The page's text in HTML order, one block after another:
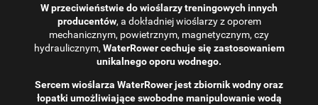
W przeciwieństwie do wioślarzy treningowych innych
producentów, a dokładniej wioślarzy z oporem
mechanicznym, powietrznym, magnetycznym, czy
hydraulicznym, WaterRower cechuje się zastosowaniem
unikalnego oporu wodnego.
Sercem wioślarza WaterRower jest zbiornik wodny oraz
łopatki umożliwiające swobodne manipulowanie wodą